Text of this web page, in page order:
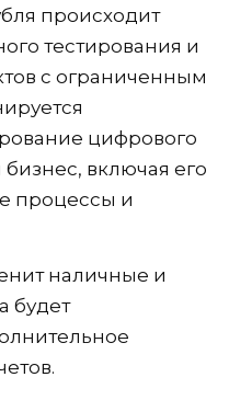
происходит
тестирования и
с ограниченным
цифрового
включая его
процессы и
наличные и
будет